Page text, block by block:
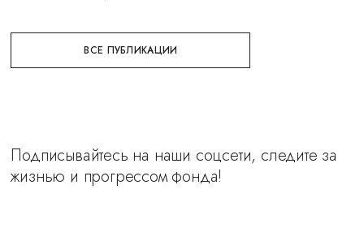
ВСЕ ПУБЛИКАЦИИ
Подписывайтесь на наши соцсети, следите за
жизнью и прогрессом фонда!